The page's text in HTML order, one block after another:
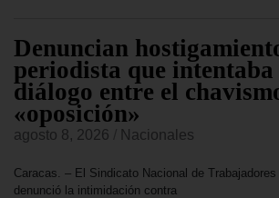
Denuncian
periodista que
diálogo entre el
«oposición»
agosto 8, 2026 Nacionales
Caracas. – El Sindicato Nacional de
denunció la intimidación contra